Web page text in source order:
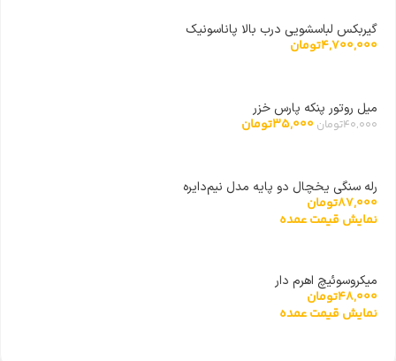
گیربکس لباسشویی درب بالا پاناسونیک
4,700,000تومان
میل روتور پنکه پارس خزر
40,000تومان 35,000تومان
رله سنگی یخچال دو پایه مدل نیم‌دایره
87,000تومان
نمایش قیمت عمده
میکروسوئیچ اهرم دار
48,000تومان
نمایش قیمت عمده